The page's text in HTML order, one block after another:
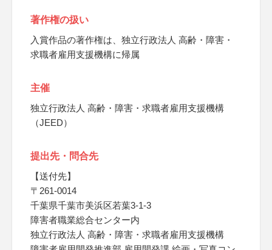
著作権の扱い
入賞作品の著作権は、独立行政法人 高齢・障害・
求職者雇用支援機構に帰属
主催
独立行政法人 高齢・障害・求職者雇用支援機構
（JEED）
提出先・問合先
【送付先】
〒261-0014
千葉県千葉市美浜区若葉3-1-3
障害者職業総合センター内
独立行政法人 高齢・障害・求職者雇用支援機構